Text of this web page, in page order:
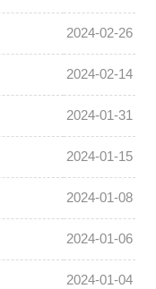
2024-02-26
2024-02-14
2024-01-31
2024-01-15
2024-01-08
2024-01-06
2024-01-04